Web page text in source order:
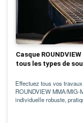
Casque
tous les types de
Effectuez tous vos
ROUNDVIEW MMA/MIG-
individuelle robuste,